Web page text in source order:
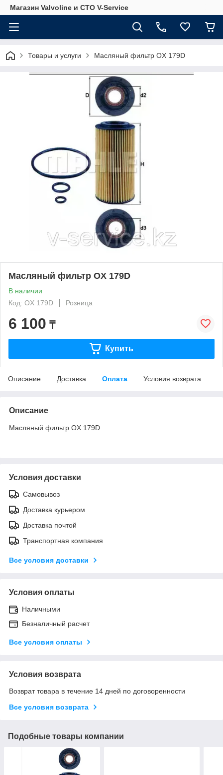
Магазин Valvoline и СТО V-Service
Товары и услуги Масляный фильтр OX 179D
Масляный фильтр OX 179D
В наличии
Код: OX 179D
Розница
6 100 ₸
Купить
Описание Доставка Оплата Условия возврата
Описание
Масляный фильтр OX 179D
Условия доставки
Самовывоз
Доставка курьером
Доставка почтой
Транспортная компания
Все условия доставки
Условия оплаты
Наличными
Безналичный расчет
Все условия оплаты
Условия возврата
Возврат товара в течение 14 дней по договоренности
Все условия возврата
Подобные товары компании